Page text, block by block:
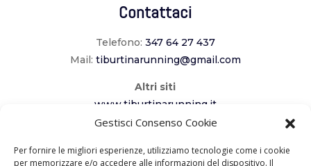
Gestisci Consenso Cookie
Per fornire le migliori esperienze, utilizziamo tecnologie come i cookie
per memorizzare e/o accedere alle informazioni del dispositivo. Il
Contattaci
Telefono: 347 64 27 437
Mail: tiburtinarunning@gmail.com
Altri siti
www.tiburtinarunning.it
www.corriladuecomuni.it